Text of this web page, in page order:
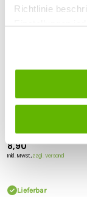
Richtlinie
Lister
8,90
Inkl. MwSt.,zzgl. Versand
Lieferbar